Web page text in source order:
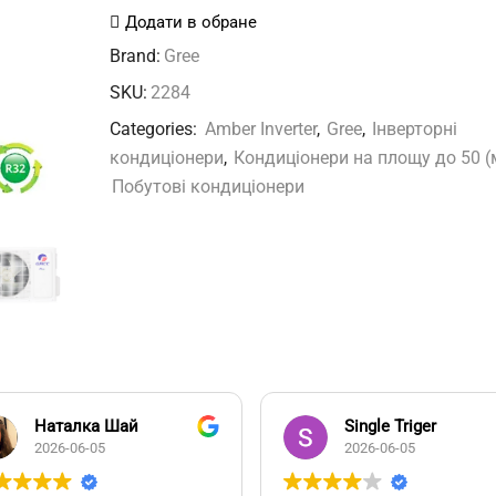
S6DBA2B
Amber
Додати в обране
Brand: Gree
SKU: 2284
Categories: Amber Inverter, Gree, Інверторні
кондиціонери, Кондиціонери на площу до 50
Побутові кондиціонери
Наталка Шай
2026-06-05
Single Triger
2026-06-05